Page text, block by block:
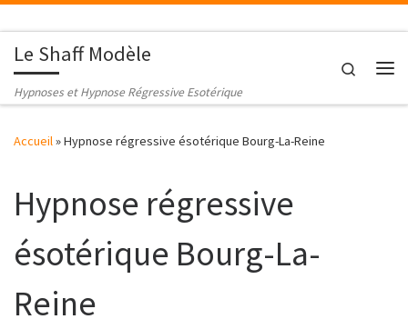
Le Shaff Modèle
Hypnoses et Hypnose Régressive Esotérique
Search
Accueil»Hypnose régressive ésotérique Bourg-La-Reine
Hypnose régressive
ésotérique Bourg-La-
Reine